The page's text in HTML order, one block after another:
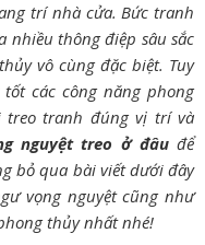
trí nhà cửa. Bức tranh
nhiều thông điệp sâu sắc
vô cùng đặc biệt. Tuy
các công năng phong
tranh đúng vị trí và
nguyệt treo ở đâuđể
bỏ qua bài viết dưới đây
vọng nguyệt cũng như
thủy nhất nhé!